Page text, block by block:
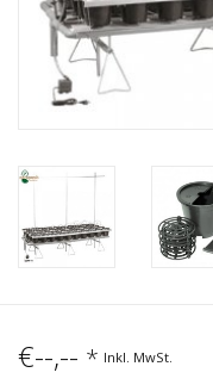
€--,-- * Inkl. MwSt.